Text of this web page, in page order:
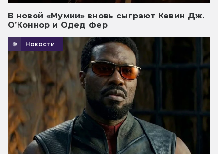
В новой «Мумии» вновь сыграют Кевин Дж.
О’Коннор и Одед Фер
Новости